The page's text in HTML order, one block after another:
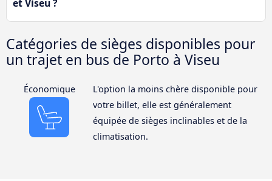
et Viseu ?
Catégories de sièges disponibles pour
un trajet en bus de Porto à Viseu
Économique
L'option la moins chère disponible pour
votre billet, elle est généralement
équipée de sièges inclinables et de la
climatisation.